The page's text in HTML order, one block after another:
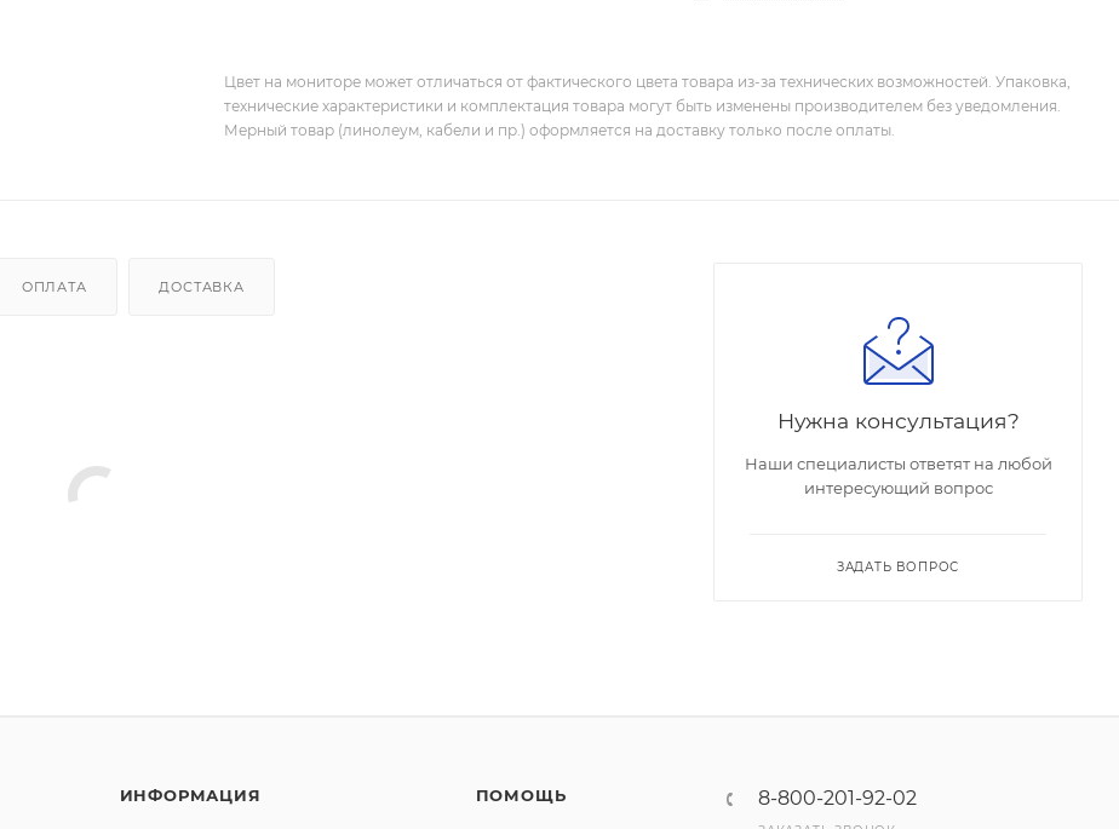
Цвет на мониторе может отличаться от фактического цвета товара из-за технических возможностей. Упаковка,
технические характеристики и комплектация товара могут быть изменены производителем без уведомления.
Мерный товар (линолеум, кабели и пр.) оформляется на доставку только после оплаты.
ОПЛАТА ДОСТАВКА
Нужна консультация?
Наши специалисты ответят на любой
интересующий вопрос
ЗАДАТЬ ВОПРОС
ИНФОРМАЦИЯ ПОМОЩЬ 8-800-201-92-02